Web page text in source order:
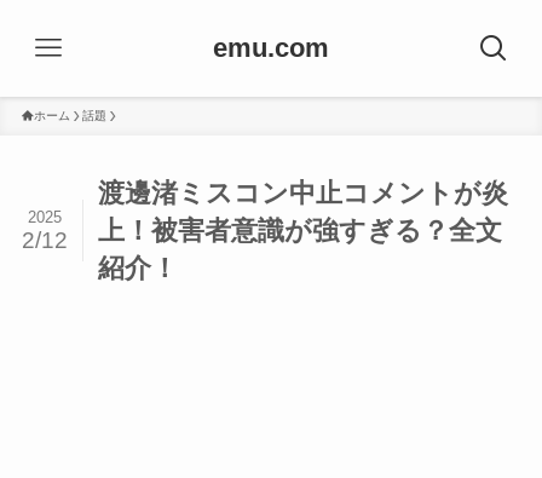
emu.com
ホーム 話題
渡邊渚ミスコン中止コメントが炎
上！被害者意識が強すぎる？全文
紹介！
2025
2/12